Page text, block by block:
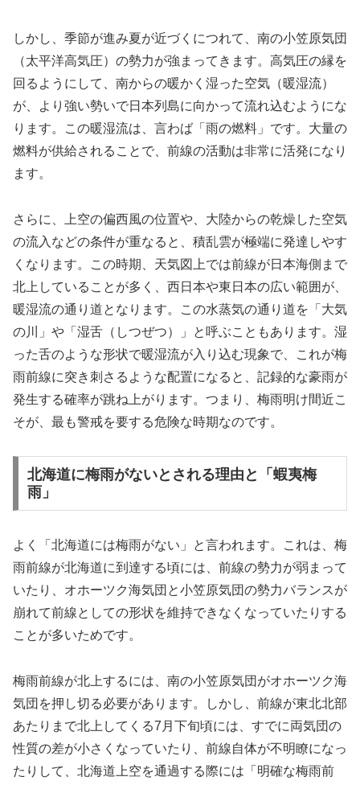
しかし、季節が進み夏が近づくにつれて、南の小笠原気団
（太平洋高気圧）の勢力が強まってきます。高気圧の縁を
回るようにして、南からの暖かく湿った空気（暖湿流）
が、より強い勢いで日本列島に向かって流れ込むようにな
ります。この暖湿流は、言わば「雨の燃料」です。大量の
燃料が供給されることで、前線の活動は非常に活発になり
ます。
さらに、上空の偏西風の位置や、大陸からの乾燥した空気
の流入などの条件が重なると、積乱雲が極端に発達しやす
くなります。この時期、天気図上では前線が日本海側まで
北上していることが多く、西日本や東日本の広い範囲が、
暖湿流の通り道となります。この水蒸気の通り道を「大気
の川」や「湿舌（しつぜつ）」と呼ぶこともあります。湿
った舌のような形状で暖湿流が入り込む現象で、これが梅
雨前線に突き刺さるような配置になると、記録的な豪雨が
発生する確率が跳ね上がります。つまり、梅雨明け間近こ
そが、最も警戒を要する危険な時期なのです。
北海道に梅雨がないとされる理由と「蝦夷梅
雨」
よく「北海道には梅雨がない」と言われます。これは、梅
雨前線が北海道に到達する頃には、前線の勢力が弱まって
いたり、オホーツク海気団と小笠原気団の勢力バランスが
崩れて前線としての形状を維持できなくなっていたりする
ことが多いためです。
梅雨前線が北上するには、南の小笠原気団がオホーツク海
気団を押し切る必要があります。しかし、前線が東北北部
あたりまで北上してくる7月下旬頃には、すでに両気団の
性質の差が小さくなっていたり、前線自体が不明瞭になっ
たりして、北海道上空を通過する際には「明確な梅雨前